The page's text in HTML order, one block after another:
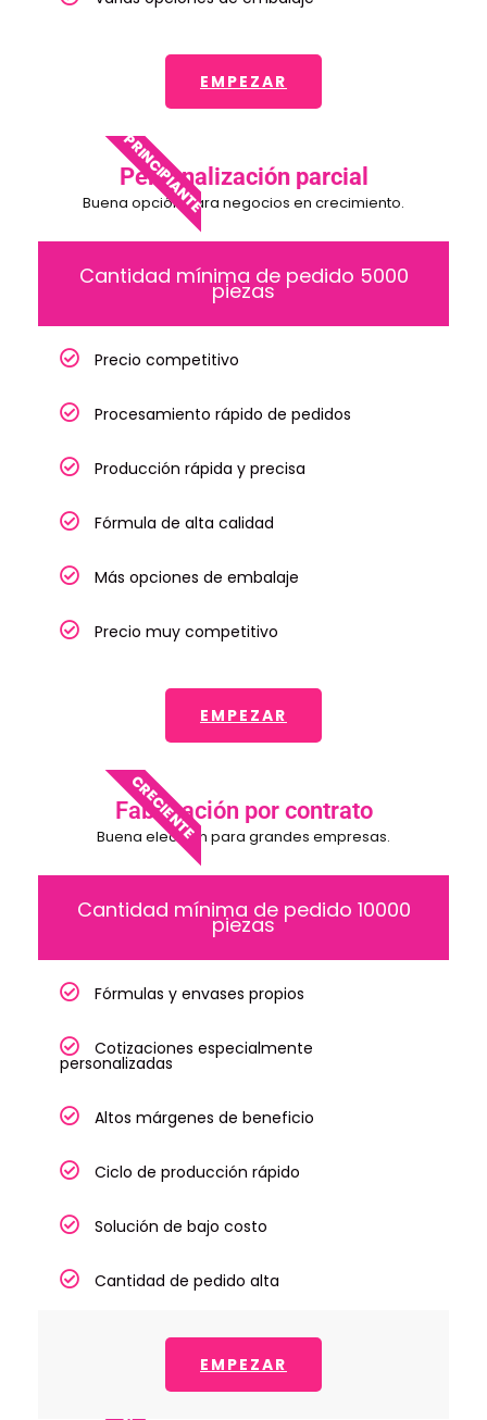
EMPEZAR
PRINCIPIANTE
Personalización parcial
Buena opción para negocios en crecimiento.
Cantidad mínima de pedido 5000
piezas
Precio competitivo
Procesamiento rápido de pedidos
Producción rápida y precisa
Fórmula de alta calidad
Más opciones de embalaje
Precio muy competitivo
EMPEZAR
CRECIENTE
Fabricación por contrato
Buena elección para grandes empresas.
Cantidad mínima de pedido 10000
piezas
Fórmulas y envases propios
Cotizaciones especialmente
personalizadas
Altos márgenes de beneficio
Ciclo de producción rápido
Solución de bajo costo
Cantidad de pedido alta
EMPEZAR